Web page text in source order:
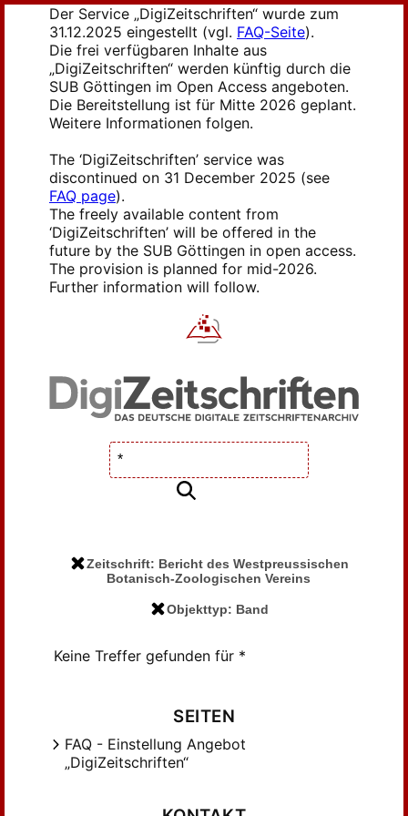
Der Service „DigiZeitschriften“ wurde zum
31.12.2025 eingestellt (vgl. FAQ-Seite).
Die frei verfügbaren Inhalte aus
„DigiZeitschriften“ werden künftig durch die
SUB Göttingen im Open Access angeboten.
Die Bereitstellung ist für Mitte 2026 geplant.
Weitere Informationen folgen.
The ‘DigiZeitschriften’ service was
discontinued on 31 December 2025 (see
FAQ page).
The freely available content from
‘DigiZeitschriften’ will be offered in the
future by the SUB Göttingen in open access.
The provision is planned for mid-2026.
Further information will follow.
Zeitschrift: Bericht des Westpreussischen
Botanisch-Zoologischen Vereins
Objekttyp: Band
Keine Treffer gefunden für *
SEITEN
FAQ - Einstellung Angebot
„DigiZeitschriften“